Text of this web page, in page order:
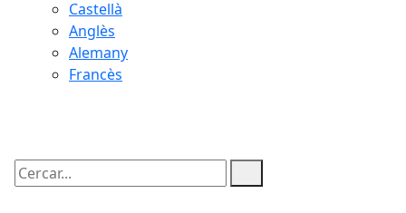
Castellà
Anglès
Alemany
Francès
Cercar: